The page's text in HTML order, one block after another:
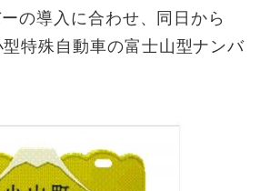
の導入に合わせ、同日から
特殊自動車の富士山型ナンバ